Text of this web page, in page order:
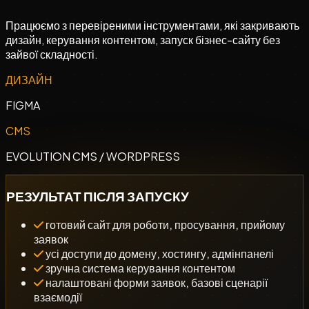
планування етапів, контроль виконання
Раціональний підхід на етапі планування
зменшує кількість комунікацій під час
межах погодженої суми без втрати якості
результату.
Працюємо з перевіреними інструментами, які закривають
дизайн, керування контентом, запуск бізнес-сайту без
зайвої складності.
ДИЗАЙН
FIGMA
CMS
EVOLUTION CMS / WORDPRESS
РЕЗУЛЬТАТ ПІСЛЯ ЗАПУСКУ
готовий сайт для роботи, просування, прийому
заявок
усі доступи до домену, хостингу, адмінпанелі
зручна система керування контентом
налаштовані форми заявок, базові сценарії
взаємодії